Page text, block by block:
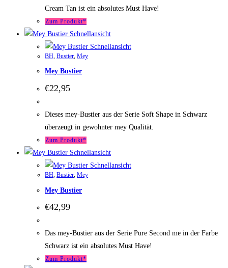
Cream Tan ist ein absolutes Must Have!
Zum Produkt*
Schnellansicht
Schnellansicht
BH Bustier Mey
Mey Bustier
€22,95
Dieses mey-Bustier aus der Serie Soft Shape in Schwarz
überzeugt in gewohnter mey Qualität.
Zum Produkt*
Schnellansicht
Schnellansicht
BH, Bustier, Mey
Mey Bustier
€42,99
Das mey-Bustier aus der Serie Pure Second me in der Farbe
Schwarz ist ein absolutes Must Have!
Zum Produkt*